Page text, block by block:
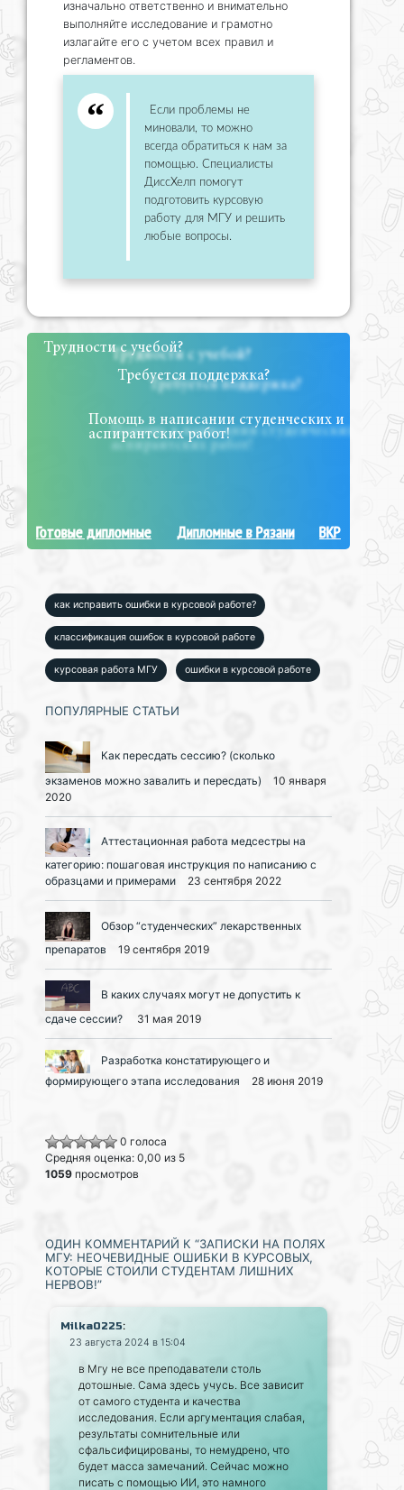
изначально ответственно и внимательно
выполняйте исследование и грамотно
излагайте его с учетом всех правил и
регламентов.
Если проблемы не
миновали, то можно
всегда обратиться к нам за
помощью. Специалисты
ДиссХелп помогут
подготовить курсовую
работу для МГУ и решить
любые вопросы.
Трудности с учебой?
Требуется поддержка?
Помощь в написании студенческих и
аспирантских работ!
Готовые дипломные Дипломные в Рязани ВКР
как исправить ошибки в курсовой работе?
классификация ошибок в курсовой работе
курсовая работа МГУ ошибки в курсовой работе
ПОПУЛЯРНЫЕ СТАТЬИ
Как пересдать сессию? (сколько
экзаменов можно завалить и пересдать)
10 января
2020
Аттестационная работа медсестры на
категорию: пошаговая инструкция по написанию с
образцами и примерами
23 сентября 2022
Обзор “студенческих” лекарственных
препаратов
19 сентября 2019
В каких случаях могут не допустить к
сдаче сессии?
31 мая 2019
Разработка констатирующего и
формирующего этапа исследования
28 июня 2019
0 голоса
Средняя оценка: 0,00 из 5
1059 просмотров
ОДИН КОММЕНТАРИЙ К “ЗАПИСКИ НА ПОЛЯХ
МГУ: НЕОЧЕВИДНЫЕ ОШИБКИ В КУРСОВЫХ,
КОТОРЫЕ СТОИЛИ СТУДЕНТАМ ЛИШНИХ
НЕРВОВ!”
Milka0225:
23 августа 2024 в 15:04
в Мгу не все преподаватели столь
дотошные. Сама здесь учусь. Все зависит
от самого студента и качества
исследования. Если аргументация слабая,
результаты сомнительные или
сфальсифицированы, то немудрено, что
будет масса замечаний. Сейчас можно
писать с помощью ИИ, это намного